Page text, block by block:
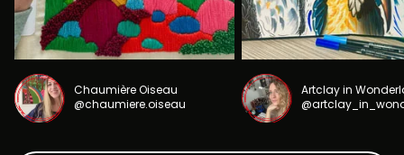
Chaumière Oiseau
@chaumiere.oiseau
Artclay in